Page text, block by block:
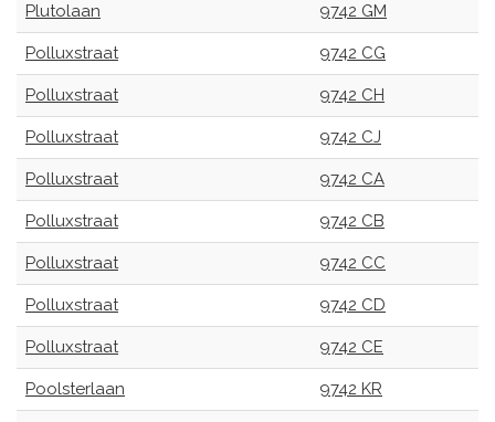
Plutolaan 9742 GM
Polluxstraat 9742 CG
Polluxstraat 9742 CH
Polluxstraat 9742 CJ
Polluxstraat 9742 CA
Polluxstraat 9742 CB
Polluxstraat 9742 CC
Polluxstraat 9742 CD
Polluxstraat 9742 CE
Poolsterlaan 9742 KR